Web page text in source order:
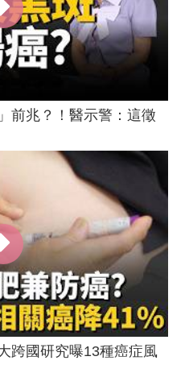
前兆？！醫示警：這徵
跨國研究曝13種癌症風